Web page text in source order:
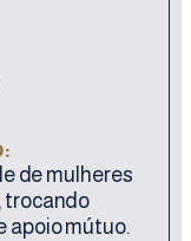
de mulheres
trocando
apoio mútuo.